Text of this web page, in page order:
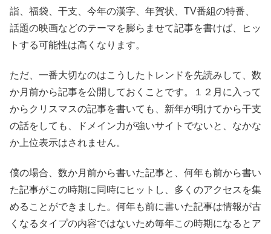
詣、福袋、干支、今年の漢字、年賀状、TV番組の特番、
話題の映画などのテーマを膨らませて記事を書けば、ヒッ
トする可能性は高くなります。
ただ、一番大切なのはこうしたトレンドを先読みして、数
か月前から記事を公開しておくことです。１２月に入って
からクリスマスの記事を書いても、新年が明けてから干支
の話をしても、ドメイン力が強いサイトでないと、なかな
か上位表示はされません。
僕の場合、数か月前から書いた記事と、何年も前から書い
た記事がこの時期に同時にヒットし、多くのアクセスを集
めることができました。何年も前に書いた記事は情報が古
くなるタイプの内容ではないため毎年この時期になるとア